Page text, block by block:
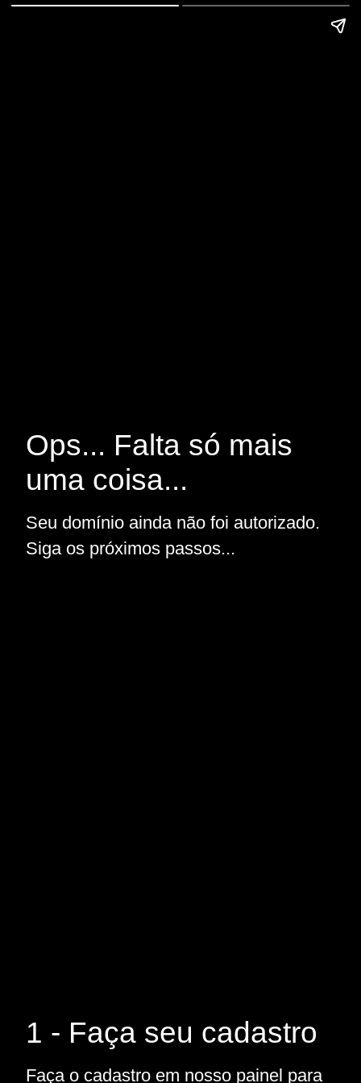
Ops... Falta só mais
uma coisa...
Seu domínio ainda não foi autorizado.
Siga os próximos passos...
1 - Faça seu cadastro
Faça o cadastro em nosso painel para